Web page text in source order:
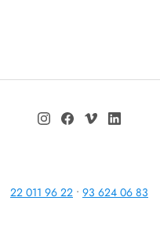
22 011 96 22 • 93 624 06 83